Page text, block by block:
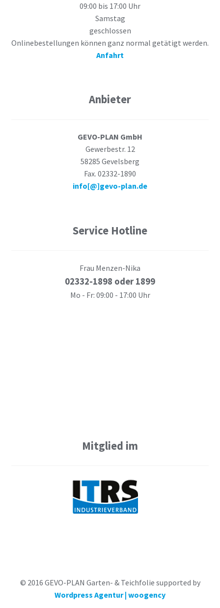
09:00 bis 17:00 Uhr
Samstag
geschlossen
Onlinebestellungen können ganz normal getätigt werden.
Anfahrt
Anbieter
GEVO-PLAN GmbH
Gewerbestr. 12
58285 Gevelsberg
Fax. 02332-1890
info[@]gevo-plan.de
Service Hotline
Frau Menzen-Nika
02332-1898 oder 1899
Mo - Fr: 09:00 - 17:00 Uhr
Mitglied im
© 2016 GEVO-PLAN Garten- & Teichfolie supported by
Wordpress Agentur | woogency